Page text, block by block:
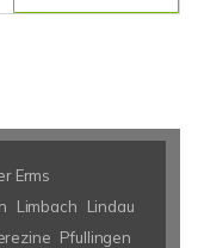
Erms
Limbach
Lindau
Pfullingen